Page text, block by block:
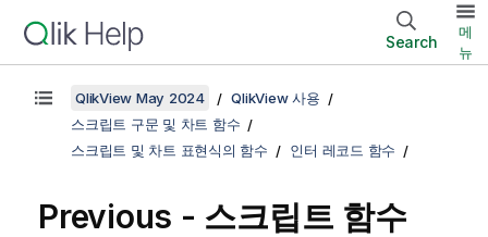
Search
메
뉴
QlikView May 2024
QlikView 사용
스크립트 구문 및 차트 함수
스크립트 및 차트 표현식의 함수
인터 레코드 함수
Previous - 스크립트 함수